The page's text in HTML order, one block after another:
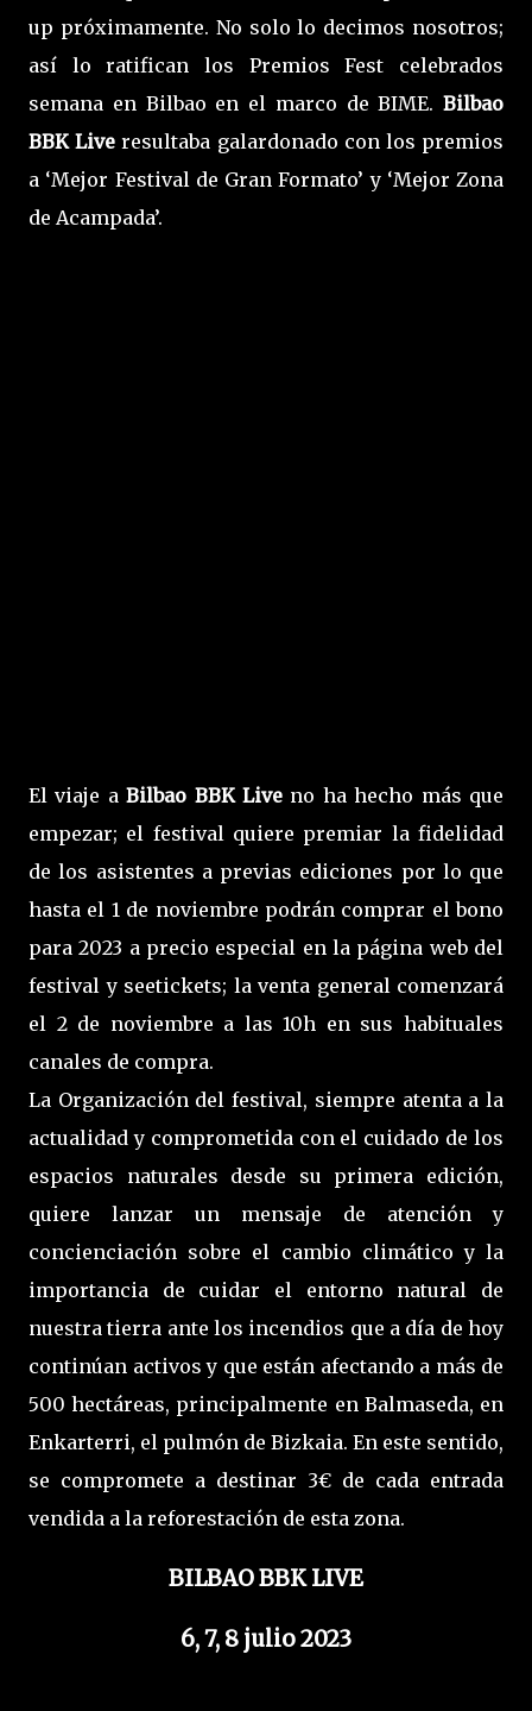
up próximamente. No solo lo decimos nosotros;
así lo ratifican los Premios Fest celebrados
semana en Bilbao en el marco de BIME. Bilbao
BBK Live resultaba galardonado con los premios
a ‘Mejor Festival de Gran Formato’ y ‘Mejor Zona
de Acampada’.
El viaje aBilbao BBK Live no ha hecho más que
empezar; el festival quiere premiar la fidelidad
de los asistentes a previas ediciones por lo que
hasta el 1 de noviembre podrán comprar el bono
para 2023 a precio especial en la página web del
festival y seetickets; la venta general comenzará
el 2 de noviembre a las 10h en sus habituales
canales de compra.
La Organización del festival, siempre atenta a la
actualidad y comprometida con el cuidado de los
espacios naturales desde su primera edición,
quiere lanzar un mensaje de atención y
concienciación sobre el cambio climático y la
importancia de cuidar el entorno natural de
nuestra tierra ante los incendios que a día de hoy
continúan activos y que están afectando a más de
500 hectáreas, principalmente en Balmaseda, en
Enkarterri, el pulmón de Bizkaia. En este sentido,
se compromete a destinar 3€ de cada entrada
vendida a la reforestación de esta zona.
BILBAO BBK LIVE
6, 7, 8 julio 2023